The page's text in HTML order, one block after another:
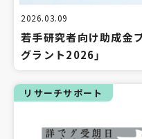
2026.03.09
若手研究者向け助成金
グラント2026」
リサーチサポート